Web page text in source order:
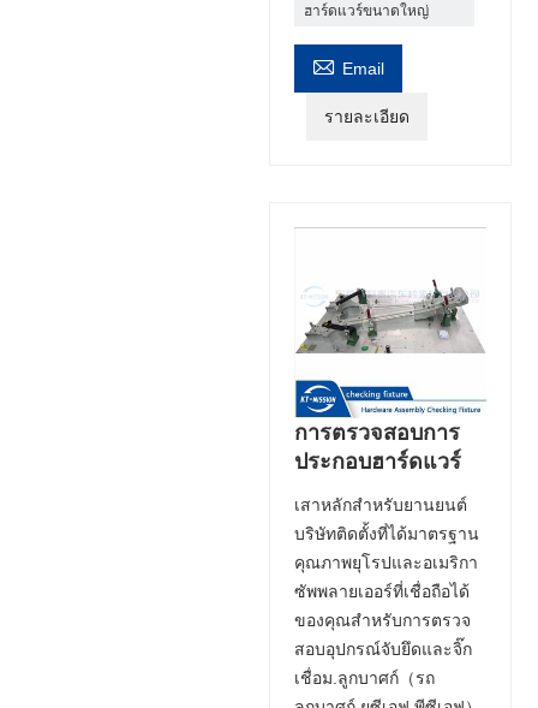
ฮาร์ดแวร์ขนาดใหญ่
 Email
รายละเอียด
การตรวจสอบการ
ประกอบฮาร์ดแวร์
เสาหลักสำหรับยานยนต์
บริษัทติดตั้งที่ได้มาตรฐาน
คุณภาพยุโรปและอเมริกา
ซัพพลายเออร์ที่เชื่อถือได้
ของคุณสำหรับการตรวจ
สอบอุปกรณ์จับยึดและจิ๊ก
เชื่อม.ลูกบาศก์（รถ